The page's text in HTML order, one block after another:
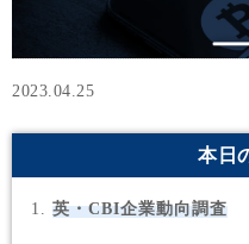
2023.04.25
本日
英・CBI企業動向調査